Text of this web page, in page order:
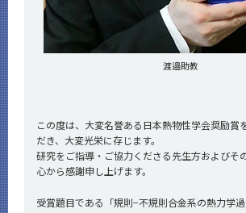
渡邉助教
この度は、大変名誉ある日本熱物性学会奨励賞
だき、大変光栄に存じます。
研究をご指導・ご協力くださる先生方およびそ
心から感謝申し上げます。
受賞題目である「規則−不規則合金系の熱力学